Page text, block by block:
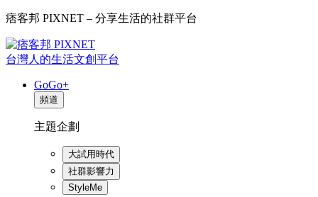
痞客邦 PIXNET – 分享生活的社群平台
台灣人的生活文創平台
GoGo+
頻道
主題企劃
大試用時代
社群影響力
StyleMe